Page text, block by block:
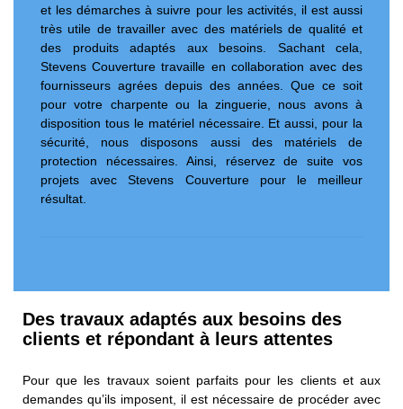
et les démarches à suivre pour les activités, il est aussi
très utile de travailler avec des matériels de qualité et
des produits adaptés aux besoins. Sachant cela,
Stevens Couverture travaille en collaboration avec des
fournisseurs agrées depuis des années. Que ce soit
pour votre charpente ou la zinguerie, nous avons à
disposition tous le matériel nécessaire. Et aussi, pour la
sécurité, nous disposons aussi des matériels de
protection nécessaires. Ainsi, réservez de suite vos
projets avec Stevens Couverture pour le meilleur
résultat.
Des travaux adaptés aux besoins des
clients et répondant à leurs attentes
Pour que les travaux soient parfaits pour les clients et aux
demandes qu’ils imposent, il est nécessaire de procéder avec